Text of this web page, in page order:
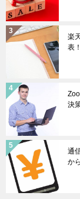
楽
表！
決
通
か